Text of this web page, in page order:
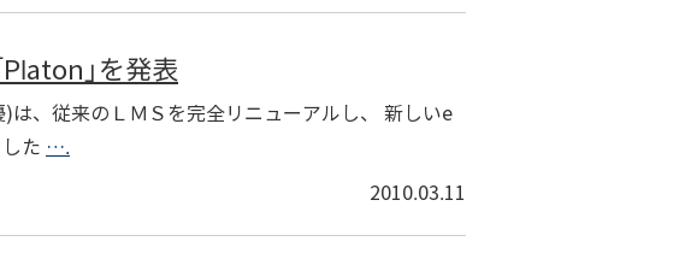
」を発表
)は、従来のＬＭＳを完全リニューアルし、 新しいe
た ….
2010.03.11